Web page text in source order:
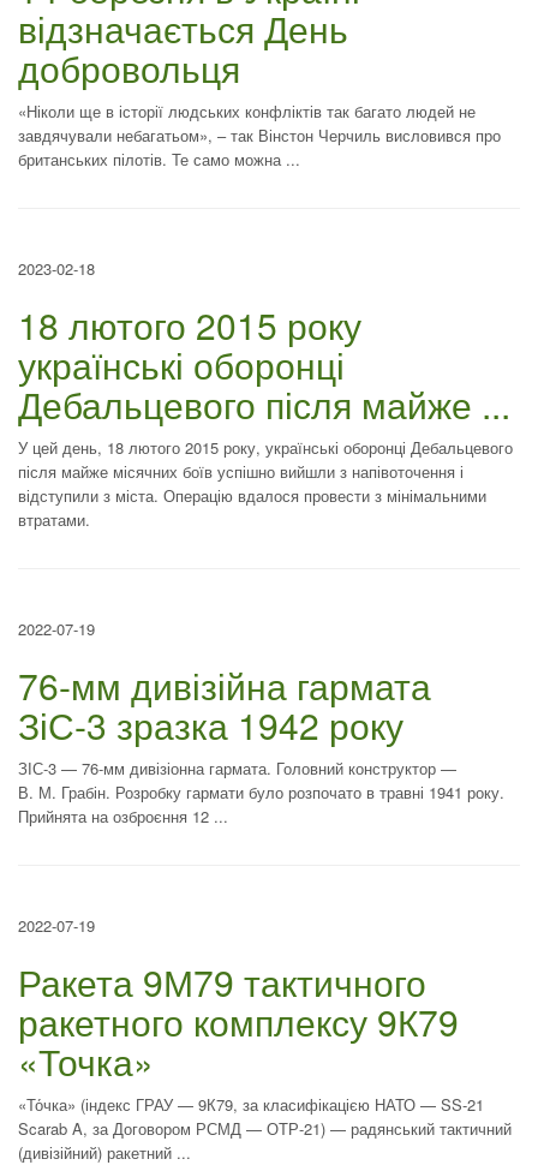
відзначається День
добровольця
«Ніколи ще в історії людських конфліктів так багато людей не
завдячували небагатьом», – так Вінстон Черчиль висловився про
британських пілотів. Те само можна ...
2023-02-18
18 лютого 2015 року
українські оборонці
Дебальцевого після майже ...
У цей день, 18 лютого 2015 року, українські оборонці Дебальцевого
після майже місячних боїв успішно вийшли з напівоточення і
відступили з міста. Операцію вдалося провести з мінімальними
втратами.
2022-07-19
76-мм дивізійна гармата
ЗіС-3 зразка 1942 року
ЗІС-3 — 76-мм дивізіонна гармата. Головний конструктор —
В. М. Грабін. Розробку гармати було розпочато в травні 1941 року.
Прийнята на озброєння 12 ...
2022-07-19
Ракета 9М79 тактичного
ракетного комплексу 9К79
«Точка»
«То́чка» (індекс ГРАУ — 9К79, за класифікацією НАТО — SS-21
Scarab A, за Договором РСМД — ОТР-21) — радянський тактичний
(дивізійний) ракетний ...